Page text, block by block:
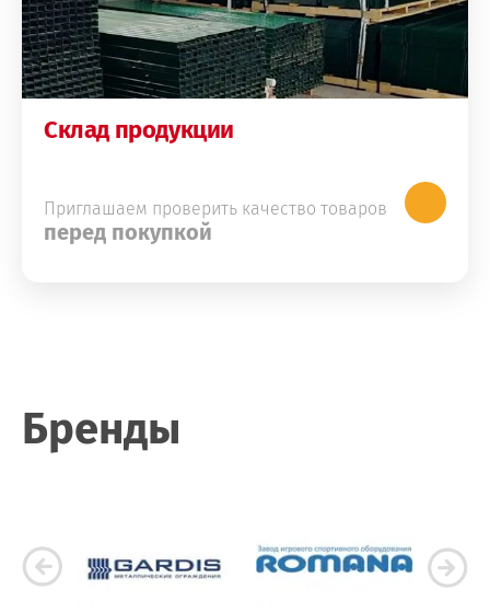
Склад продукции
Приглашаем проверить качество товаров
перед покупкой
Бренды